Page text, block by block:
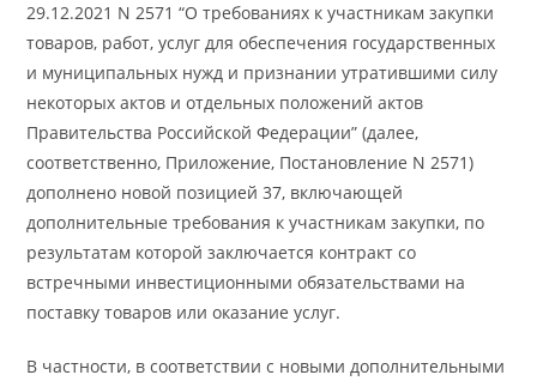
29.12.2021 N 2571 “О требованиях к участникам закупки
товаров, работ, услуг для обеспечения государственных
и муниципальных нужд и признании утратившими силу
некоторых актов и отдельных положений актов
Правительства Российской Федерации” (далее,
соответственно, Приложение, Постановление N 2571)
дополнено новой позицией 37, включающей
дополнительные требования к участникам закупки, по
результатам которой заключается контракт со
встречными инвестиционными обязательствами на
поставку товаров или оказание услуг.
В частности, в соответствии с новыми дополнительными